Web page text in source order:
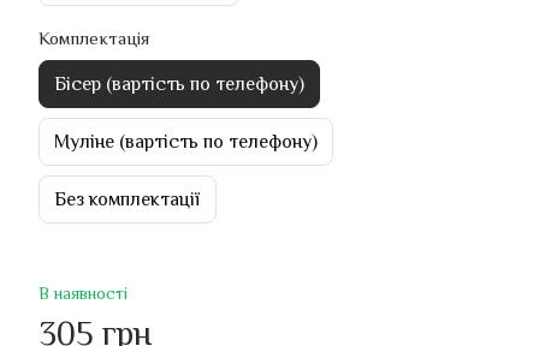
Комплектація
Бісер (вартість по телефону)
Муліне (вартість по телефону)
Без комплектації
В наявності
305 грн